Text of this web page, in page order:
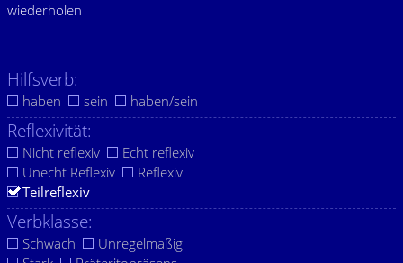
wiederholen
Hilfsverb:
haben sein haben/sein
Reflexivität:
Nicht reflexiv
Echt reflexiv
Unecht Reflexiv
Reflexiv
Teilreflexiv
Verbklasse:
Schwach
Unregelmäßig